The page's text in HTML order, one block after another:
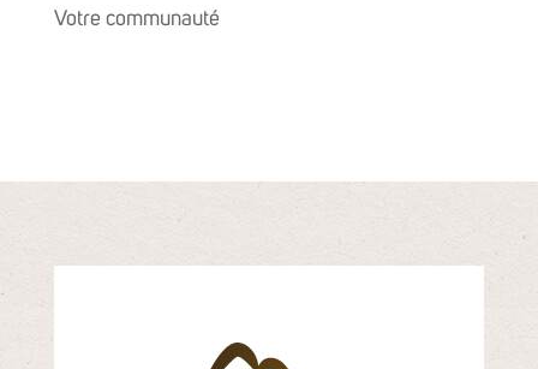
Votre communauté